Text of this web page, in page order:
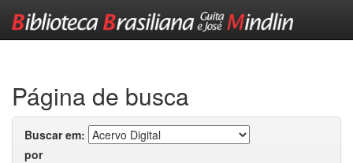
Página de busca
Buscar em:
por